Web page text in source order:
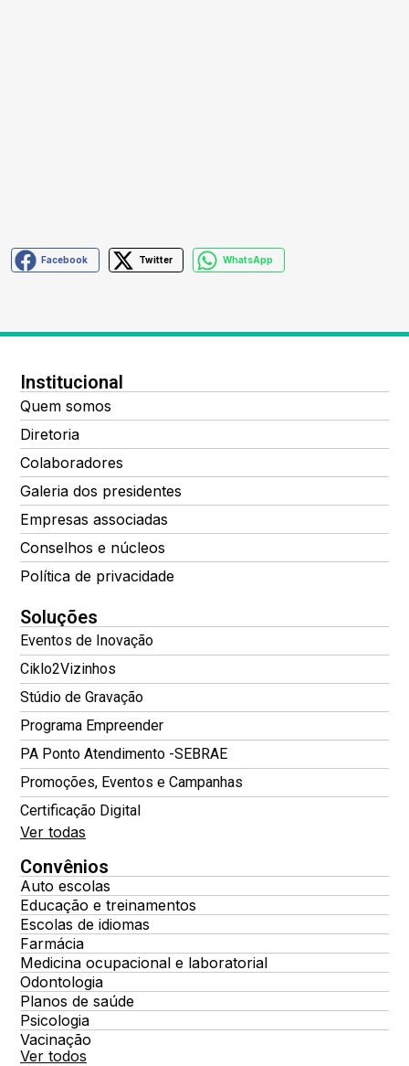
Facebook Twitter WhatsApp
Institucional
Quem somos
Diretoria
Colaboradores
Galeria dos presidentes
Empresas associadas
Conselhos e núcleos
Política de privacidade
Soluções
Eventos de Inovação
Ciklo2Vizinhos
Stúdio de Gravação
Programa Empreender
PA Ponto Atendimento -SEBRAE
Promoções, Eventos e Campanhas
Certificação Digital
Ver todas
Convênios
Auto escolas
Educação e treinamentos
Escolas de idiomas
Farmácia
Medicina ocupacional e laboratorial
Odontologia
Planos de saúde
Psicologia
Vacinação
Ver todos